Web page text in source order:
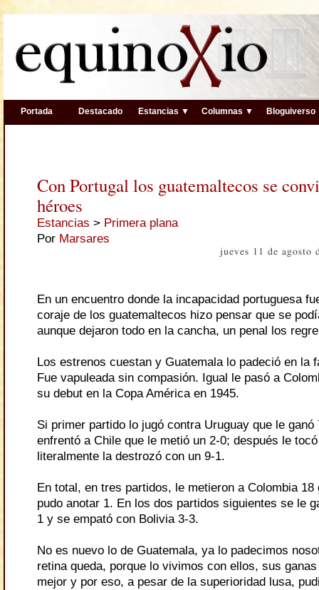
Portada Destacado Estancias ▼ Columnas ▼ Bloguiverso
Con Portugal los guatemaltecos se
héroes
Estancias > Primera plana
Por Marsares
jueves 11 de agosto
En un encuentro donde la incapacidad portuguesa
coraje de los guatemaltecos hizo pensar que se
aunque dejaron todo en la cancha, un penal los
Los estrenos cuestan y Guatemala lo padeció en la
Fue vapuleada sin compasión. Igual le pasó a
su debut en la Copa América en 1945.
Si primer partido lo jugó contra Uruguay que le ganó
enfrentó a Chile que le metió un 2-0; después le
literalmente la destrozó con un 9-1.
En total, en tres partidos, le metieron a Colombia 18
pudo anotar 1. En los dos partidos siguientes se le
1 y se empató con Bolivia 3-3.
No es nuevo lo de Guatemala, ya lo padecimos
retina queda, porque lo vivimos con ellos, sus
mejor y por eso, a pesar de la superioridad lusa,